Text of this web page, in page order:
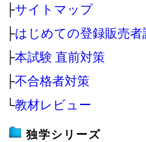
├サイトマップ
├はじめての登録販売者
├本試験 直前対策
├不合格者対策
└教材レビュー
独学シリーズ